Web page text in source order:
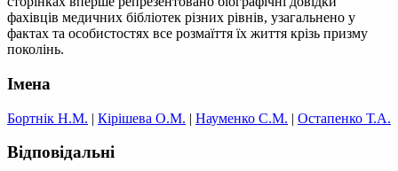
фахівців медичних бібліотек різних рівнів, узагальнено у
фактах та особистостях все розмаїття їх життя крізь призму
поколінь.
Імена
Бортнік Н.М. | Кірішева О.М. | Науменко С.М. | Остапенко Т.А.
Відповідальні